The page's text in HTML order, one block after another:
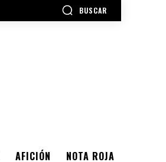
BUSCAR
AFICIÓN NOTA ROJA